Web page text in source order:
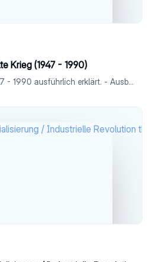
Krieg (1947 - 1990)
Der Kalte Krieg von 1947 - 1990 ausführlich erklärt. - Ausbruch - Blockbildung - Rüstungswettlauf - Entspannungspolitik - Deutsche Teilung - Innerdeutsche Beziehungen - Gesellschaft - Einigung - Überwindung derTeilung - Wiedervereinigung